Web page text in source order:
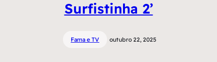
Surfistinha 2’
Fama e TV outubro 22, 2025